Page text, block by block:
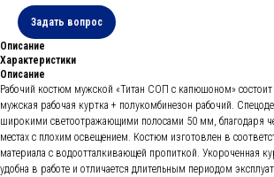
Задать вопрос
Описание
Характеристики
Описание
Рабочий костюм мужской «Титан СОП с капюшоном» состоит
мужская рабочая куртка + полукомбинезон рабочий.
широкими светоотражающими полосами 50 мм, благодаря
местах с плохим освещением. Костюм изготовлен в
материала с водоотталкивающей пропиткой. Укороченная
удобна в работе и отличается длительным периодом